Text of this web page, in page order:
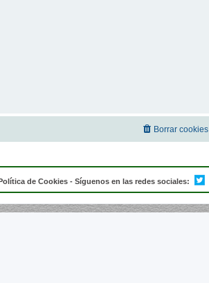
Borrar cookies
Política de Cookies - Síguenos en las redes sociales: